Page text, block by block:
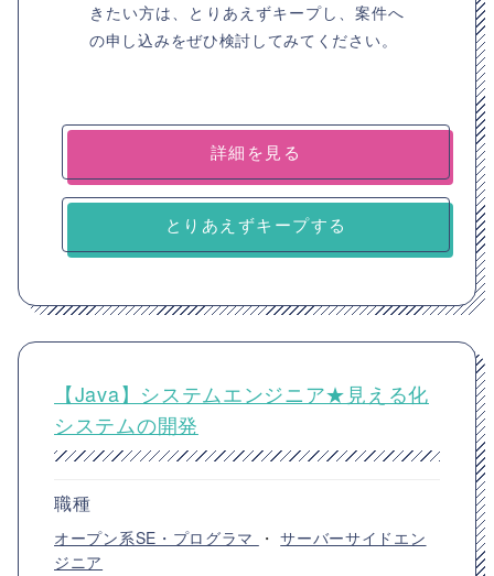
きたい方は、とりあえずキープし、案件へ
の申し込みをぜひ検討してみてください。
詳細を見る
とりあえずキープする
【Java】システムエンジニア★見える化
システムの開発
職種
オープン系SE・プログラマ ・サーバーサイドエン
ジニア